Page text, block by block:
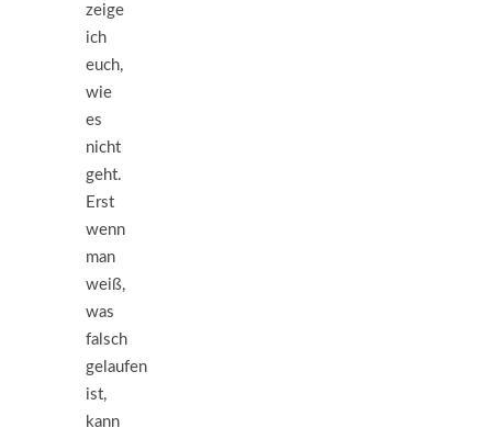
zeige
ich
euch,
wie
es
nicht
geht.
Erst
wenn
man
weiß,
was
falsch
gelaufen
ist,
kann